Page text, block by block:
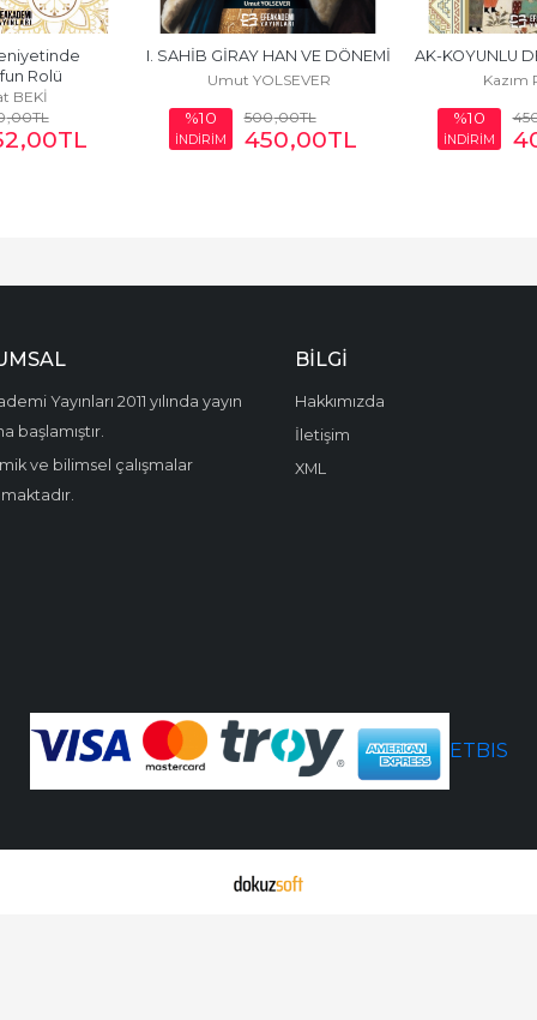
Rolü
BEKİ
,00TL
,00TL
I. SAHİB GİRAY HAN VE DÖNEMİ
Umut YOLSEVER
%10
İNDİRİM
500,00TL
450,00TL
AK-KOYUNLU
Kazım
%10
İNDİRİM
Yayınları 2011 yılında yayın
başlamıştır.
ve bilimsel çalışmalar
BILGI
Hakkımızda
İletişim
XML
ETBIS